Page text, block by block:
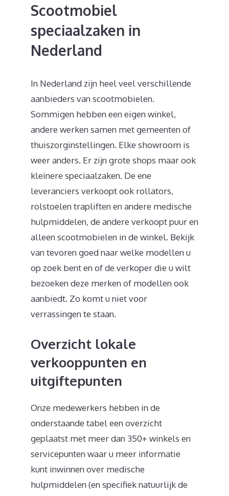
Scootmobiel
speciaalzaken in
Nederland
In Nederland zijn heel veel verschillende
aanbieders van scootmobielen.
Sommigen hebben een eigen winkel,
andere werken samen met gemeenten of
thuiszorginstellingen. Elke showroom is
weer anders. Er zijn grote shops maar ook
kleinere speciaalzaken. De ene
leveranciers verkoopt ook rollators,
rolstoelen trapliften en andere medische
hulpmiddelen, de andere verkoopt puur en
alleen scootmobielen in de winkel. Bekijk
van tevoren goed naar welke modellen u
op zoek bent en of de verkoper die u wilt
bezoeken deze merken of modellen ook
aanbiedt. Zo komt u niet voor
verrassingen te staan.
Overzicht lokale
verkooppunten en
uitgiftepunten
Onze medewerkers hebben in de
onderstaande tabel een overzicht
geplaatst met meer dan 350+ winkels en
servicepunten waar u meer informatie
kunt inwinnen over medische
hulpmiddelen (en specifiek natuurlijk de